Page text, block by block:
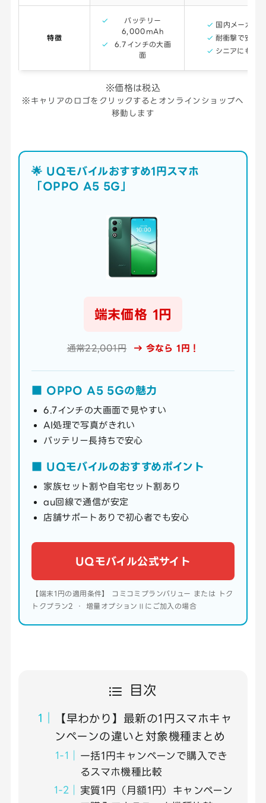
特徴
バッテリー
6,000mAh
6.7インチの大画
面
国内メーカー
耐衝撃で安心
シニアにも◎
※価格は税込
※キャリアのロゴをクリックするとオンラインショップへ
移動します
🌟 UQモバイルおすすめ1円スマホ
「OPPO A5 5G」
端末価格 1円
通常22,001円 → 今なら 1円！
■ OPPO A5 5Gの魅力
6.7インチの大画面で見やすい
AI処理で写真がきれい
バッテリー長持ちで安心
■ UQモバイルのおすすめポイント
家族セット割や自宅セット割あり
au回線で通信が安定
店舗サポートありで初心者でも安心
UQモバイル公式サイト
【端末1円の適用条件】 コミコミプランバリュー または トク
トクプラン2 ・ 増量オプションⅡにご加入の場合
目次
【早わかり】最新の1円スマホキャ
ンペーンの違いと対象機種まとめ
一括1円キャンペーンで購入でき
るスマホ機種比較
実質1円（月額1円）キャンペーン